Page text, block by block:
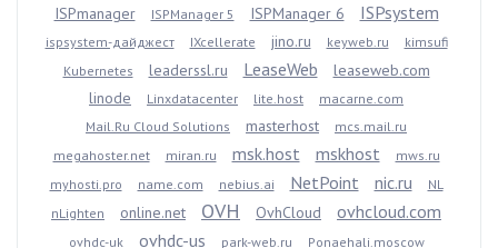
ISPmanager ISPManager 5 ISPManager 6 ISPsystem
ispsystem-дайджест IXcellerate jino.ru keyweb.ru
kimsufi
Kubernetes
leaderssl.ru LeaseWeb
leaseweb.com
linode
Linxdatacenter lite.host
macarne.com
Mail.Ru Cloud Solutions
masterhost
mcs.mail.ru
megahoster.net
miran.ru msk.host mskhost
mws.ru
myhosti.pro
name.com nebius.ai NetPoint nic.ru
NL
nLighten
online.net OVH OvhCloud ovhcloud.com
ovhdc-uk ovhdc-us park-web.ru Ponaehali.moscow